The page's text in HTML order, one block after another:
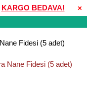
×
KARGO BEDAVA!